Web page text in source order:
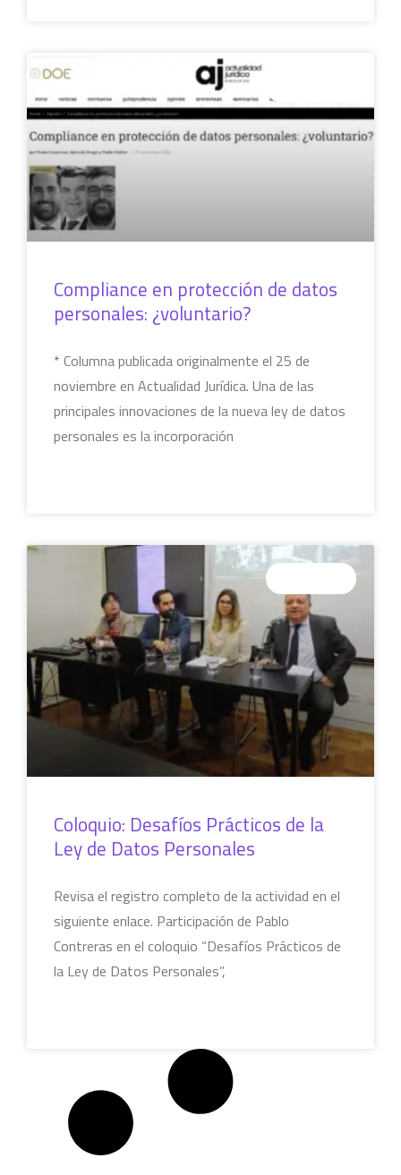
Compliance en protección de datos
personales: ¿voluntario?
* Columna publicada originalmente el 25 de
noviembre en Actualidad Jurídica. Una de las
principales innovaciones de la nueva ley de datos
personales es la incorporación
Coloquio: Desafíos Prácticos de la
Ley de Datos Personales
Revisa el registro completo de la actividad en el
siguiente enlace. Participación de Pablo
Contreras en el coloquio “Desafíos Prácticos de
la Ley de Datos Personales”,